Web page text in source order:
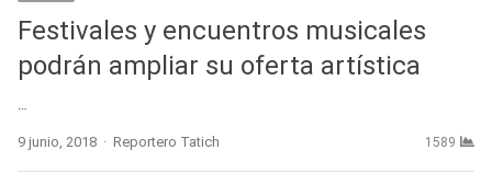
Festivales y encuentros musicales
podrán ampliar su oferta artística
9 junio, 2018 Author
Reportero Tatich 1589